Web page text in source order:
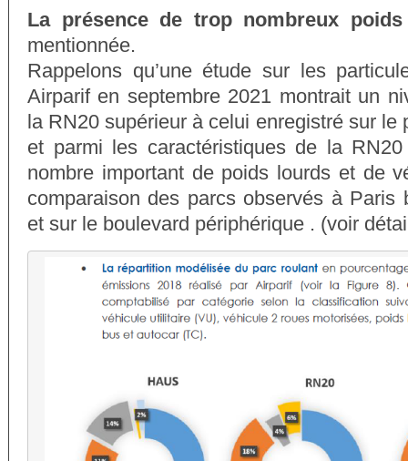
La présence de trop nombreux
mentionnée.
Rappelons qu’une étude sur les
Airparif en septembre 2021 montrait un
la RN20 supérieur à celui enregistré sur le
et parmi les caractéristiques de la
nombre important de poids lourds et de
comparaison des parcs observés à Paris
et sur le boulevard périphérique . (voir